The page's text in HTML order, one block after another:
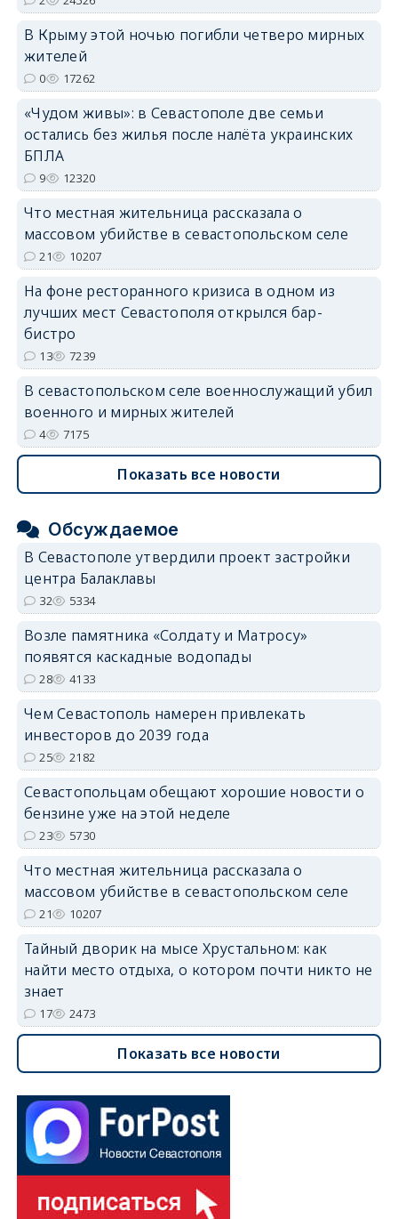
erid: 2SDnjdvhGXG
В Крыму этой ночью погибли четверо мирных
жителей
0 17262
«Чудом живы»: в Севастополе две семьи
остались без жилья после налёта украинских
БПЛА
9 12320
Что местная жительница рассказала о
массовом убийстве в севастопольском селе
21 10207
На фоне ресторанного кризиса в одном из
лучших мест Севастополя открылся бар-
бистро
13 7239
В севастопольском селе военнослужащий убил
военного и мирных жителей
4 7175
Показать все новости
Обсуждаемое
В Севастополе утвердили проект застройки
центра Балаклавы
32 5334
Возле памятника «Солдату и Матросу»
появятся каскадные водопады
28 4133
Чем Севастополь намерен привлекать
инвесторов до 2039 года
25 2182
Севастопольцам обещают хорошие новости о
бензине уже на этой неделе
23 5730
Что местная жительница рассказала о
массовом убийстве в севастопольском селе
21 10207
Тайный дворик на мысе Хрустальном: как
найти место отдыха, о котором почти никто не
знает
17 2473
Показать все новости